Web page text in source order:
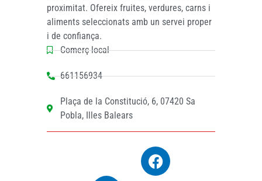
proximitat. Ofereix fruites, verdures, carns i
aliments seleccionats amb un servei proper
i de confiança.
Comerç local
661156934
Plaça de la Constitució, 6, 07420 Sa
Pobla, Illes Balears